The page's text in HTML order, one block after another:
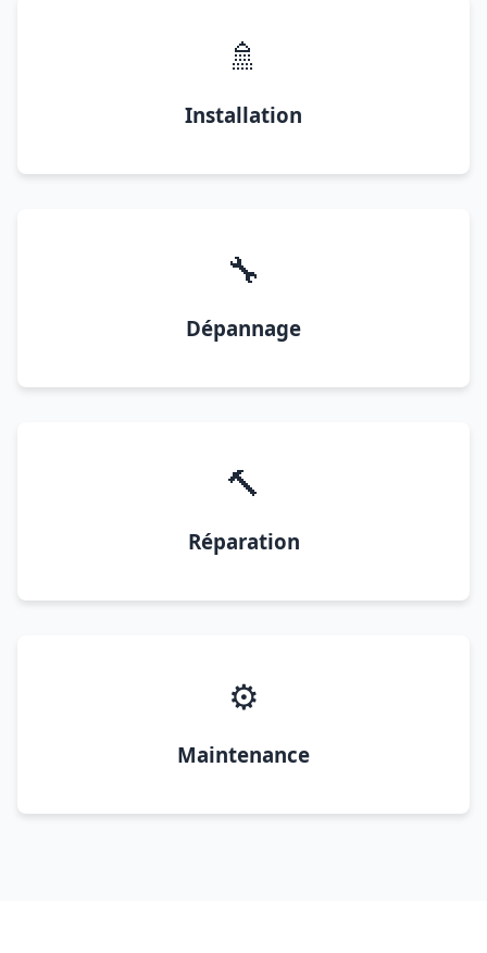
🚿
Installation
🔧
Dépannage
🔨
Réparation
⚙️
Maintenance